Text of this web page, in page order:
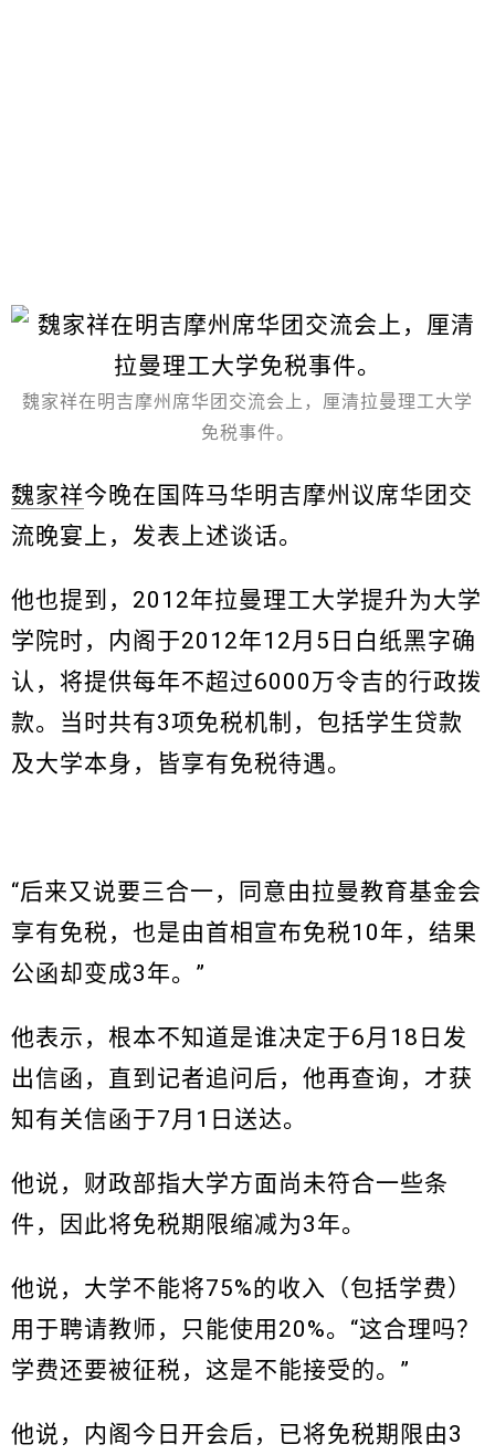
魏家祥在明吉摩州席华团交流会上，厘清拉曼理工大学
免税事件。
魏家祥今晚在国阵马华明吉摩州议席华团交
流晚宴上，发表上述谈话。
他也提到，2012年拉曼理工大学提升为大学
学院时，内阁于2012年12月5日白纸黑字确
认，将提供每年不超过6000万令吉的行政拨
款。当时共有3项免税机制，包括学生贷款
及大学本身，皆享有免税待遇。
“后来又说要三合一，同意由拉曼教育基金会
享有免税，也是由首相宣布免税10年，结果
公函却变成3年。”
他表示，根本不知道是谁决定于6月18日发
出信函，直到记者追问后，他再查询，才获
知有关信函于7月1日送达。
他说，财政部指大学方面尚未符合一些条
件，因此将免税期限缩减为3年。
他说，大学不能将75%的收入（包括学费）
用于聘请教师，只能使用20%。“这合理吗？
学费还要被征税，这是不能接受的。”
他说，内阁今日开会后，已将免税期限由3